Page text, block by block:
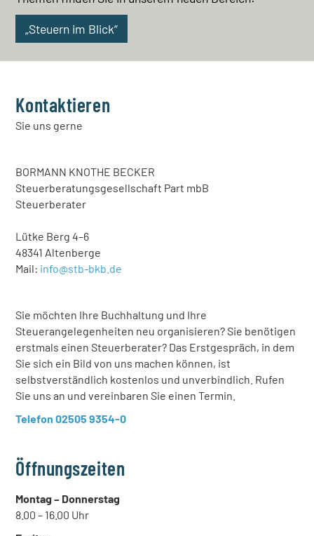
„Steuern im Blick“
Kontaktieren
Sie uns gerne
BORMANN KNOTHE BECKER
Steuerberatungsgesellschaft Part mbB
Steuerberater
Lütke Berg 4–6
48341 Altenberge
Mail: info@stb-bkb.de
Sie möchten Ihre Buchhaltung und Ihre
Steuerangelegenheiten neu organisieren? Sie benötigen
erstmals einen Steuerberater? Das Erstgespräch, in dem
Sie sich ein Bild von uns machen können, ist
selbstverständlich kostenlos und unverbindlich. Rufen
Sie uns an und vereinbaren Sie einen Termin.
Telefon 02505 9354-0
Öffnungszeiten
Montag – Donnerstag
8.00 – 16.00 Uhr